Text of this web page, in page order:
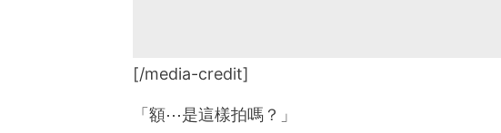
[/media-credit]
「額⋯是這樣拍嗎？」